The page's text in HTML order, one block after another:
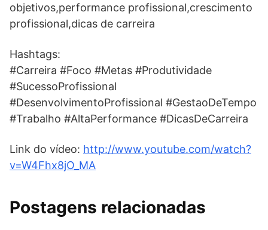
objetivos,performance profissional,crescimento
profissional,dicas de carreira
Hashtags:
#Carreira #Foco #Metas #Produtividade
#SucessoProfissional
#DesenvolvimentoProfissional #GestaoDeTempo
#Trabalho #AltaPerformance #DicasDeCarreira
Link do vídeo: http://www.youtube.com/watch?
v=W4Fhx8jO_MA
Postagens relacionadas